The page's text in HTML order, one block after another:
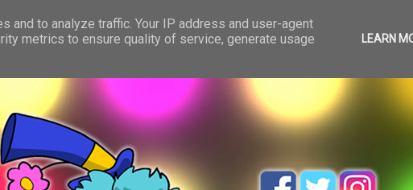
to analyze traffic. Your IP address and user-agent
metrics to ensure quality of service, generate usage
LEARN